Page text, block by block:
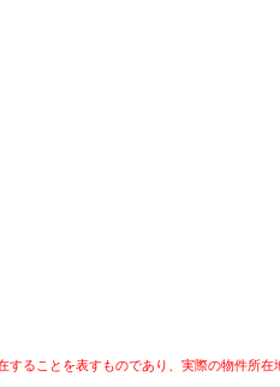
ることを表すものであり、実際の物件所在